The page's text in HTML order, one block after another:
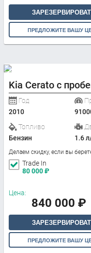
ПРЕДЛОЖИТЕ ВАШУ
Kia Cerato с
Год
2010
Топливо
Бензин
1.6
Делаем скидку, если вы
Trade In
80 000₽
Цена:
840 000 ₽
ПРЕДЛОЖИТЕ ВАШУ